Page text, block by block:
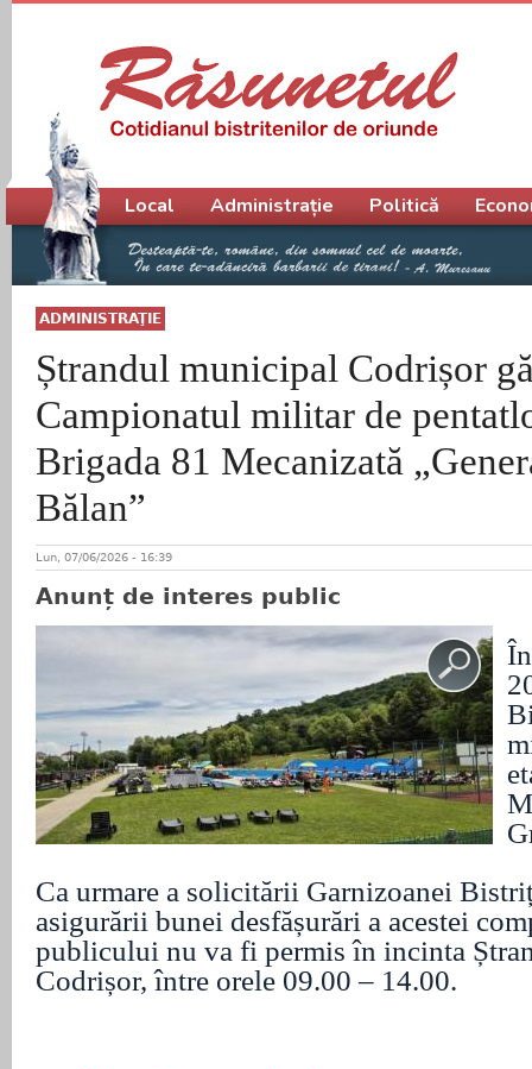
ADMINISTRAŢIE
Ștrandul municipal Codrișor
Campionatul militar de
Brigada 81 Mecanizată
Bălan”
Lun, 07/06/2026 - 16:39
Anunț de interes public
Ca urmare a solicitării Garnizoanei
asigurării bunei desfășurări a acestei
publicului nu va fi permis în incinta
Codrișor, între orele 09.00 – 14.00.
Meniu principal
Local Administrație Politică